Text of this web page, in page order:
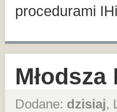
procedurami
Dodane: dzisiaj,